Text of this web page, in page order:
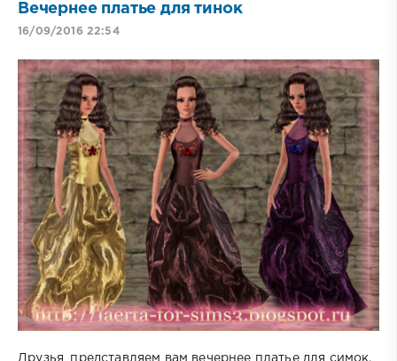
Вечернее платье для тинок
16/09/2016 22:54
Друзья, представляем вам вечернее платье для симок.